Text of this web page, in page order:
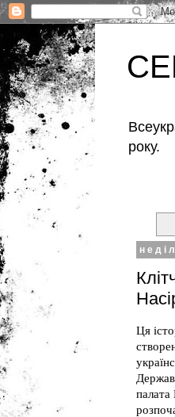
року.
Ця
палата